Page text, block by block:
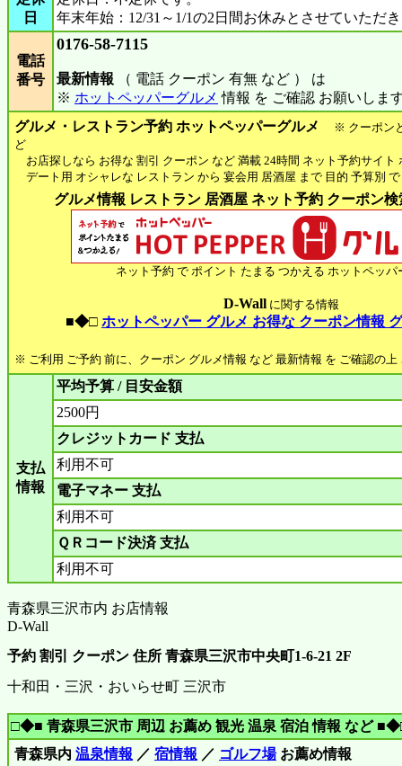
日
年末年始：12/31～1/1の2日間お休みとさせていただ
電話
番号
0176-58-7115
最新情報 （ 電話 クーポン 有無 など ） は
※ ホットペッパーグルメ 情報 を ご確認 お願いしま
グルメ・レストラン予約 ホットペッパーグルメ
※ クーポン
ど
お店探しなら お得な 割引 クーポン など 満載 24時間 ネット予約サイト
デート用 オシャレな レストラン から 宴会用 居酒屋 まで 目的 予算別
グルメ情報 レストラン 居酒屋 ネット予約 クーポン
ネット予約 で ポイント たまる つかえる ホットペッパ
D-Wallに関する情報
■◆□ ホットペッパー グルメ お得な クーポン情報
※ ご利用 ご予約 前に、クーポン グルメ情報 など 最新情報 を ご確認の上
支払
情報
平均予算 / 目安金額
2500円
クレジットカード 支払
利用不可
電子マネー 支払
利用不可
ＱＲコード決済 支払
利用不可
青森県三沢市内 お店情報
D-Wall
予約 割引 クーポン 住所 青森県三沢市中央町1-6-21 2F
十和田・三沢・おいらせ町 三沢市
□◆■ 青森県三沢市 周辺 お薦め 観光 温泉 宿泊 情報 など
青森県内 温泉情報 ／ 宿情報 ／ ゴルフ場お薦め情報